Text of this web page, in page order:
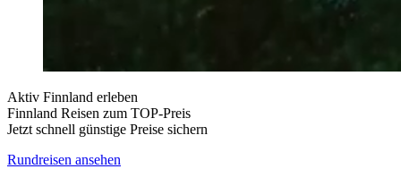
Aktiv Finnland erleben
Finnland Reisen zum TOP-Preis
Jetzt schnell günstige Preise sichern
Rundreisen ansehen